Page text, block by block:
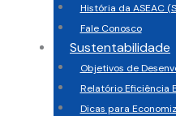
História da ASEAC
Fale Conosco
Sustentabilidade
Objetivos de
Relatório Eficiência
Dicas para